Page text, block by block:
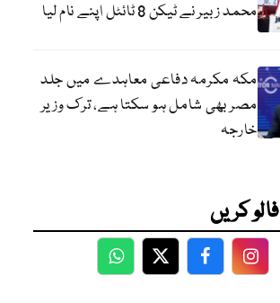
محمد زبیر نے ٹیکن 8 ٹائٹل اپنے نام لیا
مکہ مکرمہ دفاعی معاہدے میں جلد
مصر بھی شامل ہو سکتا ہے، ترک وزیر
خارجہ
کریں
WhatsApp
TwitterFacebook